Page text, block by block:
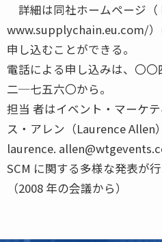
詳細は同社ホームページ
www.supplychain.eu.com/）
申し込むことができる。
電話による申し込みは、〇
二─七五六〇から。
担当 者はイベント・マーケ
ス・アレン（Laurence Allen
laurence.
SCM に関する多様な発表が行
（2008 年の会議から）